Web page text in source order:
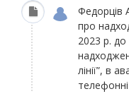
Федорців
про
2023 р. до
лінії”, в